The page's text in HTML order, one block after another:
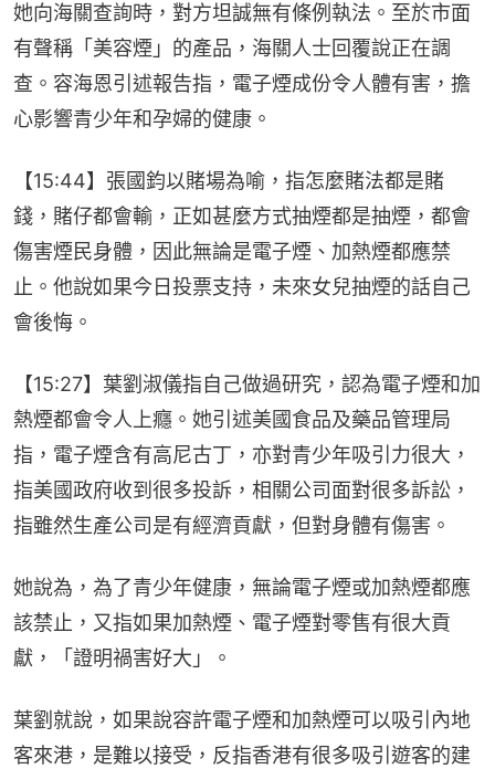
她向海關查詢時，對方坦誠無有條例執法。至於市面
有聲稱「美容煙」的產品，海關人士回覆說正在調
查。容海恩引述報告指，電子煙成份令人體有害，擔
心影響青少年和孕婦的健康。
【15:44】張國鈞以賭場為喻，指怎麼賭法都是賭
錢，賭仔都會輸，正如甚麼方式抽煙都是抽煙，都會
傷害煙民身體，因此無論是電子煙、加熱煙都應禁
止。他說如果今日投票支持，未來女兒抽煙的話自己
會後悔。
【15:27】葉劉淑儀指自己做過研究，認為電子煙和加
熱煙都會令人上癮。她引述美國食品及藥品管理局
指，電子煙含有高尼古丁，亦對青少年吸引力很大，
指美國政府收到很多投訴，相關公司面對很多訴訟，
指雖然生產公司是有經濟貢獻，但對身體有傷害。
她說為，為了青少年健康，無論電子煙或加熱煙都應
該禁止，又指如果加熱煙、電子煙對零售有很大貢
獻，「證明禍害好大」。
葉劉就說，如果說容許電子煙和加熱煙可以吸引內地
客來港，是難以接受，反指香港有很多吸引遊客的建